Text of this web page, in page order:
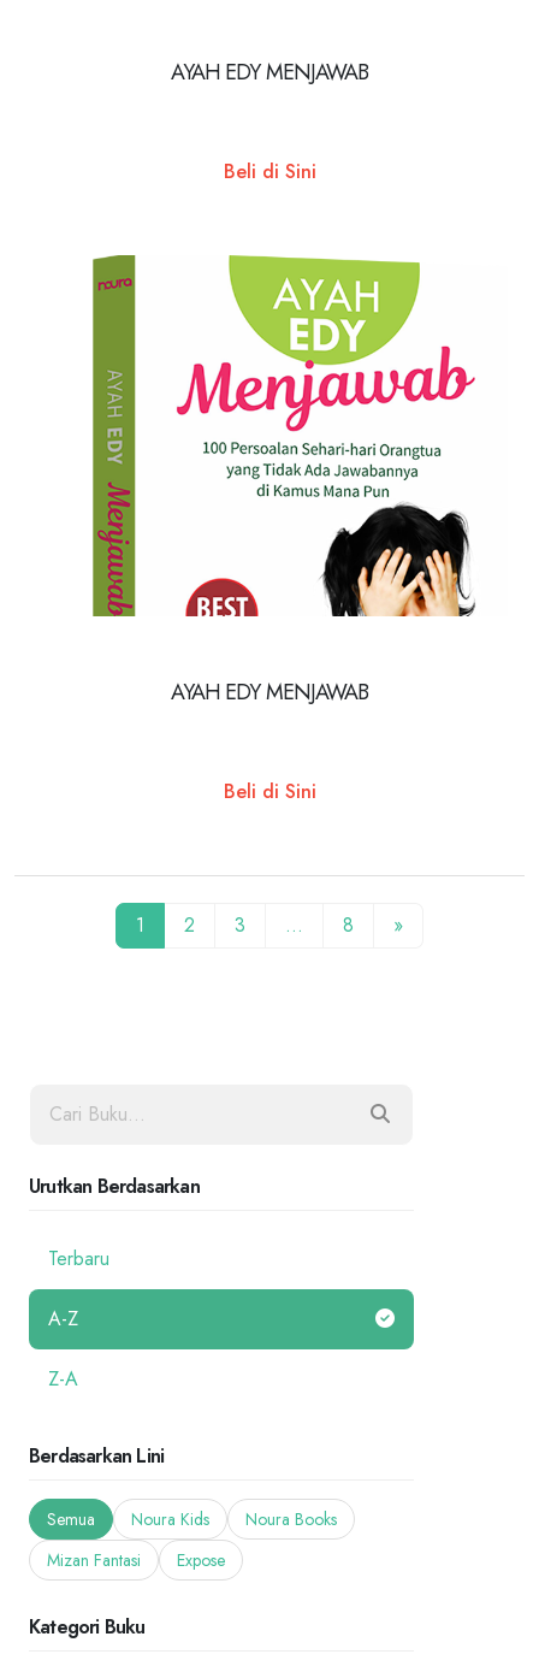
AYAH EDY MENJAWAB
Beli di Sini
AYAH EDY MENJAWAB
Beli di Sini
1 2 3 … 8 »
Urutkan Berdasarkan
Terbaru
A-Z
Z-A
Berdasarkan Lini
Semua Noura Kids
Noura Books
Mizan Fantasi
Expose
Kategori Buku